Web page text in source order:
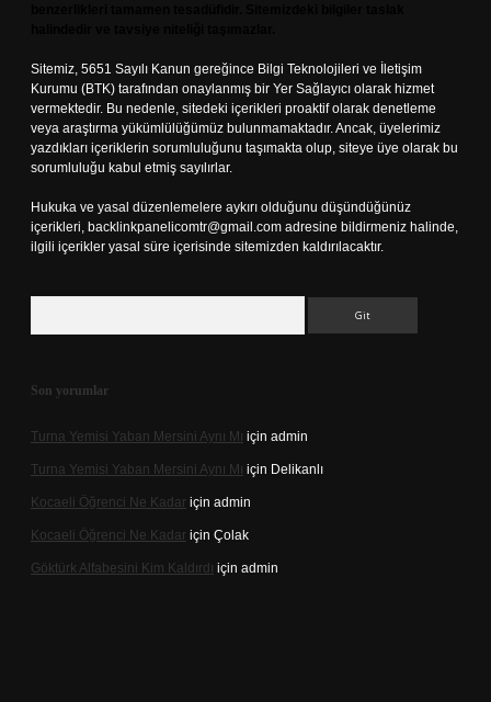
Sitemiz, 5651 Sayılı Kanun gereğince Bilgi Teknolojileri ve İletişim
Kurumu (BTK) tarafından onaylanmış bir Yer Sağlayıcı olarak hizmet
vermektedir. Bu nedenle, sitedeki içerikleri proaktif olarak denetleme
veya araştırma yükümlülüğümüz bulunmamaktadır. Ancak, üyelerimiz
yazdıkları içeriklerin sorumluluğunu taşımakta olup, siteye üye olarak bu
sorumluluğu kabul etmiş sayılırlar.
Hukuka ve yasal düzenlemelere aykırı olduğunu düşündüğünüz
içerikleri, backlinkpanelicomtr@gmail.com adresine bildirmeniz halinde,
ilgili içerikler yasal süre içerisinde sitemizden kaldırılacaktır.
Son yorumlar
Turna Yemisi Yaban Mersini Aynı Mı için admin
Turna Yemisi Yaban Mersini Aynı Mı için Delikanlı
Kocaeli Öğrenci Ne Kadar için admin
Kocaeli Öğrenci Ne Kadar için Çolak
Göktürk Alfabesini Kim Kaldırdı için admin